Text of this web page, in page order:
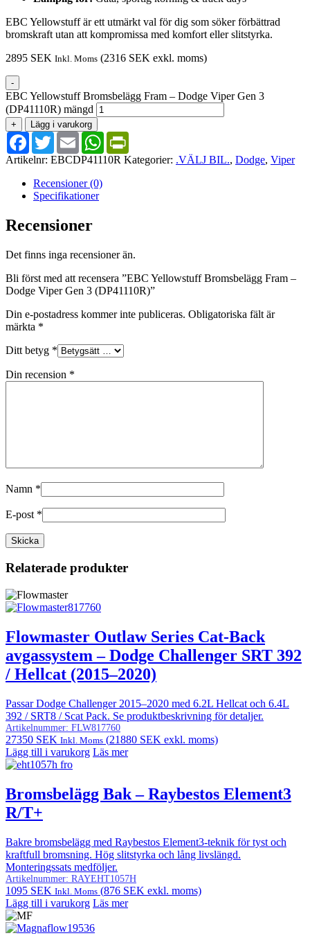
EBC Yellowstuff är ett utmärkt val för dig som söker förbättrad
bromskraft utan att kompromissa med komfort eller slitstyrka.
2895 SEK Inkl. Moms (2316 SEK exkl. moms)
-
EBC Yellowstuff Bromsbelägg Fram – Dodge Viper Gen 3
(DP41110R) mängd
+ Lägg i varukorg
Facebook
TwitterEmail WhatsApp
Artikelnr: EBCDP41110R Kategorier: .VÄLJ BIL., Dodge, Viper
Recensioner (0)
Specifikationer
Recensioner
Det finns inga recensioner än.
Bli först med att recensera ”EBC Yellowstuff Bromsbelägg Fram –
Dodge Viper Gen 3 (DP41110R)”
Din e-postadress kommer inte publiceras. Obligatoriska fält är
märkta *
Ditt betyg *
Din recension *
Namn *
E-post *
Relaterade produkter
Flowmaster Outlaw Series Cat-Back
avgassystem – Dodge Challenger SRT 392
/ Hellcat (2015–2020)
Passar Dodge Challenger 2015–2020 med 6.2L Hellcat och 6.4L
392 / SRT8 / Scat Pack. Se produktbeskrivning för detaljer.
Artikelnummer: FLW817760
27350 SEK Inkl. Moms (21880 SEK exkl. moms)
Lägg till i varukorg Läs mer
Bromsbelägg Bak – Raybestos Element3
R/T+
Bakre bromsbelägg med Raybestos Element3-teknik för tyst och
kraftfull bromsning. Hög slitstyrka och lång livslängd.
Monteringssats medföljer.
Artikelnummer: RAYEHT1057H
1095 SEK Inkl. Moms (876 SEK exkl. moms)
Lägg till i varukorg Läs mer